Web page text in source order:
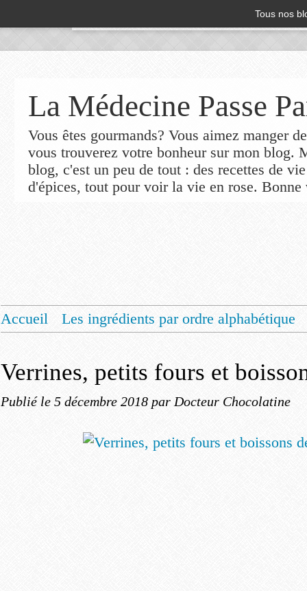
Tous nos
La Médecine Passe
Vous êtes gourmands? Vous aimez manger
vous trouverez votre bonheur sur mon blog.
blog, c'est un peu de tout : des recettes de
d'épices, tout pour voir la vie en rose. Bonne
Accueil Les ingrédients par ordre alphabétique
Verrines, petits fours et
Publié le 5 décembre 2018 par Docteur Chocolatine